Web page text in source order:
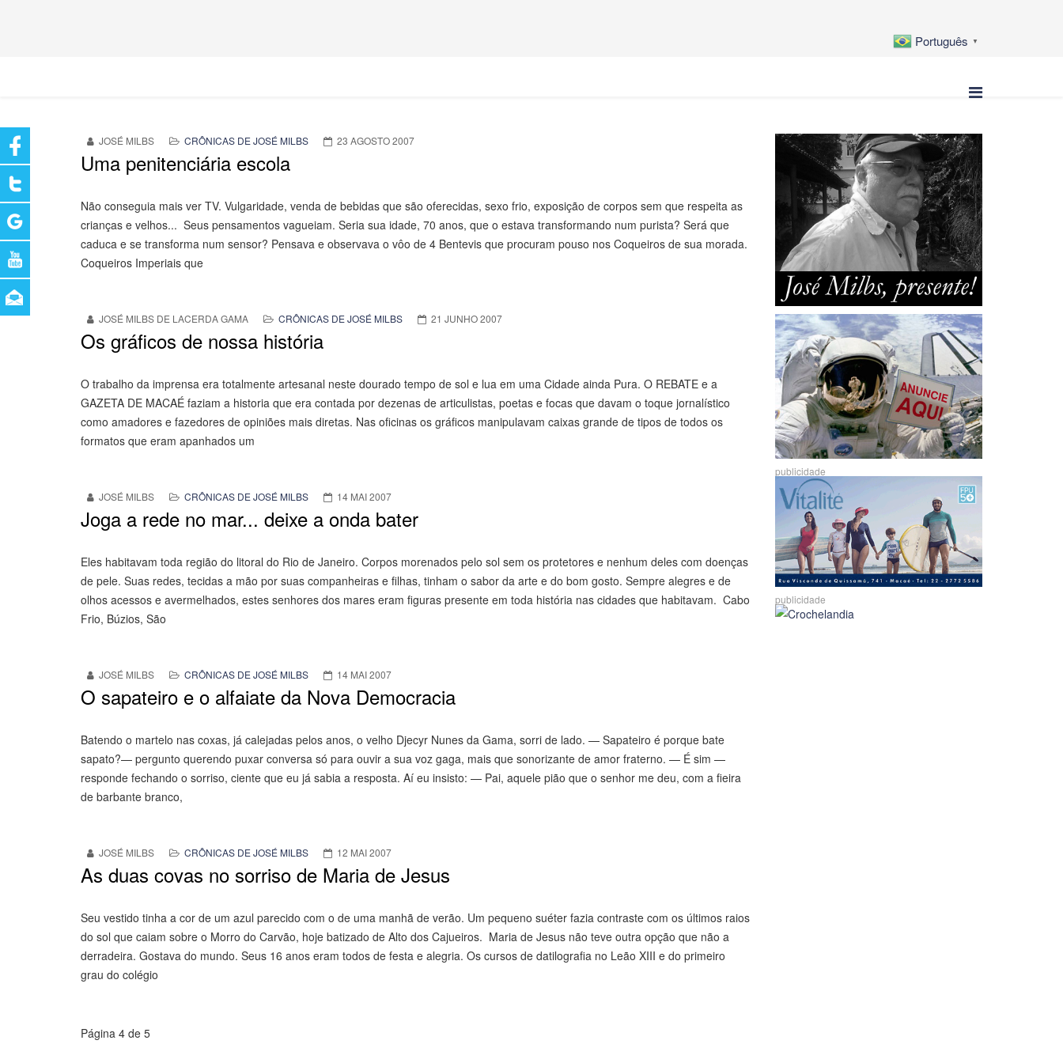
Português ▼
JOSÉ MILBS CRÔNICAS DE JOSÉ MILBS 23 AGOSTO 2007
Uma penitenciária escola
Não conseguia mais ver TV. Vulgaridade, venda de bebidas que são oferecidas, sexo frio, exposição de corpos sem que respeita as
crianças e velhos... Seus pensamentos vagueiam. Seria sua idade, 70 anos, que o estava transformando num purista? Será que
caduca e se transforma num sensor? Pensava e observava o vôo de 4 Bentevis que procuram pouso nos Coqueiros de sua morada.
Coqueiros Imperiais que
JOSÉ MILBS DE LACERDA GAMA CRÔNICAS DE JOSÉ MILBS 21 JUNHO 2007
Os gráficos de nossa história
O trabalho da imprensa era totalmente artesanal neste dourado tempo de sol e lua em uma Cidade ainda Pura. O REBATE e a
GAZETA DE MACAÉ faziam a historia que era contada por dezenas de articulistas, poetas e focas que davam o toque jornalístico
como amadores e fazedores de opiniões mais diretas. Nas oficinas os gráficos manipulavam caixas grande de tipos de todos os
formatos que eram apanhados um
JOSÉ MILBS CRÔNICAS DE JOSÉ MILBS 14 MAI 2007
Joga a rede no mar... deixe a onda bater
Eles habitavam toda região do litoral do Rio de Janeiro. Corpos morenados pelo sol sem os protetores e nenhum deles com doenças
de pele. Suas redes, tecidas a mão por suas companheiras e filhas, tinham o sabor da arte e do bom gosto. Sempre alegres e de
olhos acessos e avermelhados, estes senhores dos mares eram figuras presente em toda história nas cidades que habitavam. Cabo
Frio, Búzios, São
JOSÉ MILBS CRÔNICAS DE JOSÉ MILBS 14 MAI 2007
O sapateiro e o alfaiate da Nova Democracia
Batendo o martelo nas coxas, já calejadas pelos anos, o velho Djecyr Nunes da Gama, sorri de lado. — Sapateiro é porque bate
sapato?— pergunto querendo puxar conversa só para ouvir a sua voz gaga, mais que sonorizante de amor fraterno. — É sim —
responde fechando o sorriso, ciente que eu já sabia a resposta. Aí eu insisto: — Pai, aquele pião que o senhor me deu, com a fieira
de barbante branco,
JOSÉ MILBS CRÔNICAS DE JOSÉ MILBS 12 MAI 2007
As duas covas no sorriso de Maria de Jesus
Seu vestido tinha a cor de um azul parecido com o de uma manhã de verão. Um pequeno suéter fazia contraste com os últimos raios
do sol que caiam sobre o Morro do Carvão, hoje batizado de Alto dos Cajueiros. Maria de Jesus não teve outra opção que não a
derradeira. Gostava do mundo. Seus 16 anos eram todos de festa e alegria. Os cursos de datilografia no Leão XIII e do primeiro
grau do colégio
Página 4 de 5
publicidade
publicidade